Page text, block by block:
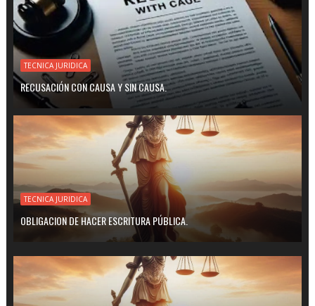
TECNICA JURIDICA
RECUSACIÓN CON CAUSA Y SIN CAUSA.
TECNICA JURIDICA
OBLIGACION DE HACER ESCRITURA PÚBLICA.